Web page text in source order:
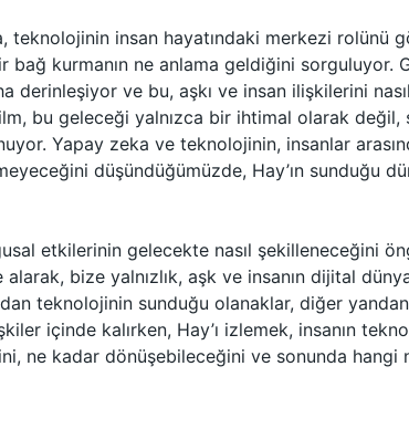
teknolojinin insan hayatındaki merkezi rolünü
kurmanın ne anlama geldiğini sorguluyor.
derinleşiyor ve bu, aşkı ve insan ilişkilerini
bu geleceği yalnızca bir ihtimal olarak
Yapay zeka ve teknolojinin, insanlar
düşündüğümüzde, Hay’ın sunduğu
etkilerinin gelecekte nasıl şekilleneceğini
bize yalnızlık, aşk ve insanın dijital
teknolojinin sunduğu olanaklar, diğer
içinde kalırken, Hay’ı izlemek, insanın
ne kadar dönüşebileceğini ve sonunda hangi